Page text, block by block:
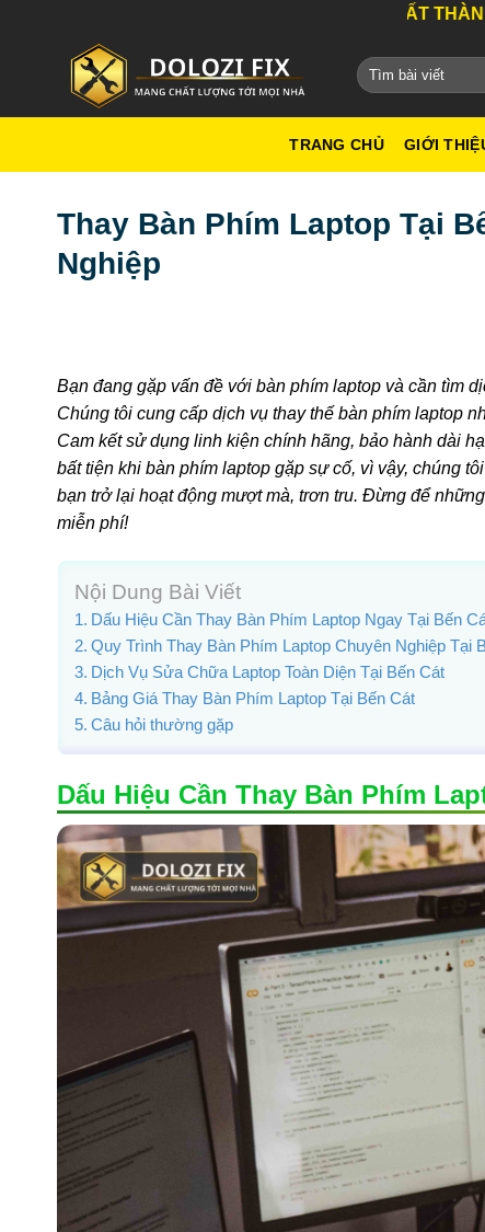
DỊCH VỤ TỐT NHẤT THÀNH PHỐ HỒ CHÍ
TRANG CHỦ GIỚI
Thay Bàn Phím Laptop Tại
Nghiệp
Bạn đang gặp vấn đề với bàn phím laptop và cần tìm
Chúng tôi cung cấp dịch vụ thay thế bàn phím laptop
Cam kết sử dụng linh kiện chính hãng, bảo hành dài
bất tiện khi bàn phím laptop gặp sự cố, vì vậy, chúng
bạn trở lại hoạt động mượt mà, trơn tru. Đừng để
miễn phí!
Nội Dung Bài Viết
Dấu Hiệu Cần Thay Bàn Phím Laptop Ngay Tại Bến
Quy Trình Thay Bàn Phím Laptop Chuyên Nghiệp Tại
Dịch Vụ Sửa Chữa Laptop Toàn Diện Tại Bến Cát
Bảng Giá Thay Bàn Phím Laptop Tại Bến Cát
Câu hỏi thường gặp
Dấu Hiệu Cần Thay Bàn Phím